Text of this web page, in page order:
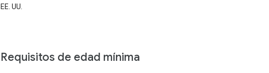
EE. UU.
Requisitos de edad mínima